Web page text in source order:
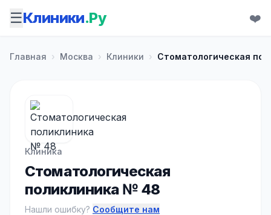
☰Клиники.Ру ❤️
Главная › Москва › Клиники › Стоматологическая
Клиника
Стоматологическая
поликлиника № 48
Нашли ошибку? Сообщите нам